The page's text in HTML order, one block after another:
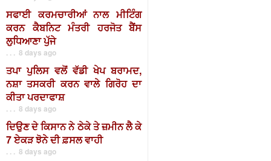
ਸਫਾਈ ਕਰਮਚਾਰੀਆਂ ਨਾਲ ਮੀਟਿੰਗ
ਕਰਨ ਕੈਬਨਿਟ ਮੰਤਰੀ ਹਰਜੋਤ ਬੈਂਸ
ਲੁਧਿਆਣਾ ਪੁੱਜੇ
. . . 8 days ago
ਤਪਾ ਪੁਲਿਸ ਵਲੋਂ ਵੱਡੀ ਖੇਪ ਬਰਾਮਦ,
ਨਸ਼ਾ ਤਸਕਰੀ ਕਰਨ ਵਾਲੇ ਗਿਰੋਹ ਦਾ
ਕੀਤਾ ਪਰਦਾਫਾਸ਼
. . . 8 days ago
ਦਿਉਣ ਦੇ ਕਿਸਾਨ ਨੇ ਠੇਕੇ ਤੇ ਜ਼ਮੀਨ ਲੈ ਕੇ
7 ਏਕੜ ਝੋਨੇ ਦੀ ਫ਼ਸਲ ਵਾਹੀ
. . . 8 days ago